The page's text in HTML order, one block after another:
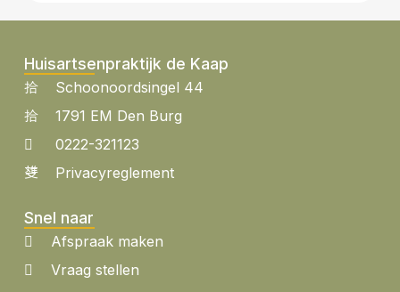
Huisartsenpraktijk de Kaap
Schoonoordsingel 44
1791 EM Den Burg
0222-321123
Privacyreglement
Snel naar
Afspraak maken
Vraag stellen